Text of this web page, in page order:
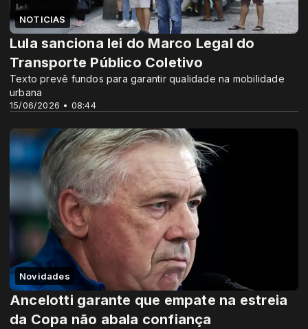
NOTICIAS
15/06/2026 • 08:44
Lula sanciona lei do Marco Legal do
Transporte Público Coletivo
Texto prevê fundos para garantir qualidade na mobilidade
urbana
Novidades
Ancelotti garante que empate na estreia
da Copa não abala confiança